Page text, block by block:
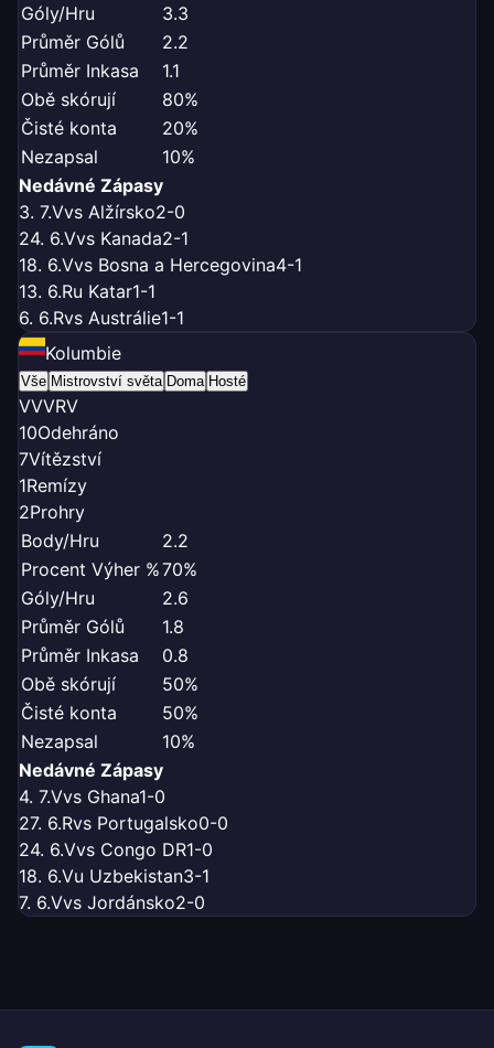
Góly/Hru
3.3
Průměr Gólů
2.2
Průměr Inkasa
1.1
Obě skórují
80%
Čisté konta
20%
Nezapsal
10%
Nedávné Zápasy
3. 7.Vvs Alžírsko2-0
24. 6.Vvs Kanada2-1
18. 6.Vvs Bosna a Hercegovina4-1
13. 6.Ru Katar1-1
6. 6.Rvs Austrálie1-1
Kolumbie
Vše Mistrovství světa Doma Hosté
VVVRV
10Odehráno
7Vítězství
1Remízy
2Prohry
Body/Hru
2.2
Procent Výher %70%
Góly/Hru
2.6
Průměr Gólů
1.8
Průměr Inkasa
0.8
Obě skórují
50%
Čisté konta
50%
Nezapsal
10%
Nedávné Zápasy
4. 7.Vvs Ghana1-0
27. 6.Rvs Portugalsko0-0
24. 6.Vvs Congo DR1-0
18. 6.Vu Uzbekistan3-1
7. 6.Vvs Jordánsko2-0